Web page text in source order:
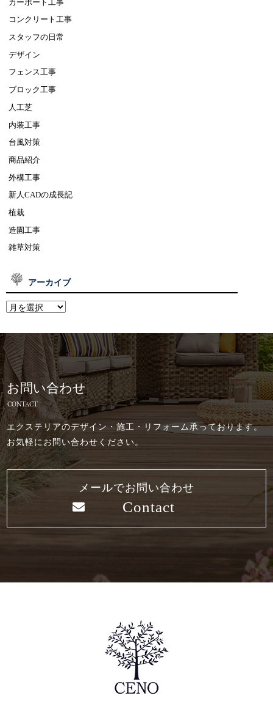
カーポート工事
コンクリート工事
スタッフの日常
デザイン
フェンス工事
ブロック工事
人工芝
内装工事
台風対策
商品紹介
外構工事
新人CADの成長記
植栽
造園工事
雑草対策
アーカイブ
お問い合わせ
CONTACT
エクステリアのデザイン・施工・リフォーム承っております。
お気軽にお問い合わせください。
メールでお問い合わせ
Contact